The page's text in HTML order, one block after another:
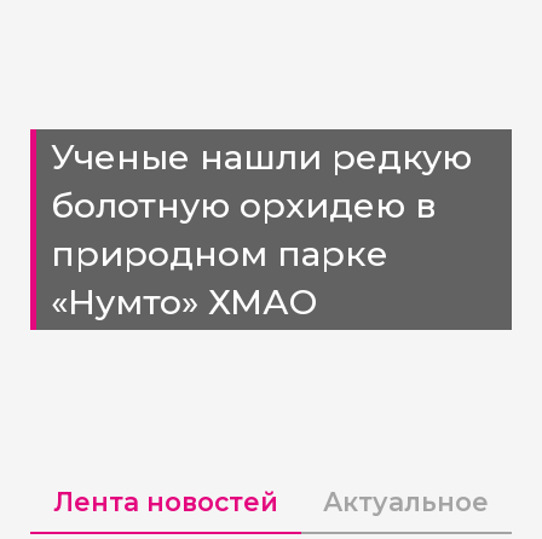
Ученые нашли редкую
болотную орхидею в
природном парке
«Нумто» ХМАО
Лента новостей Актуальное